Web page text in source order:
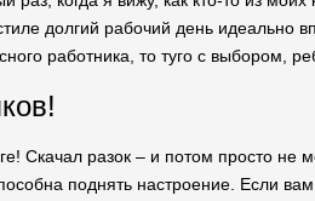
долгий рабочий день идеально
работника, то туго с выбором,
Скачал разок – и потом просто не
поднять настроение. Если